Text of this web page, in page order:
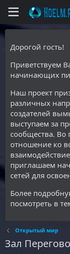
Дорогой гость!
Приветствуем
начинающих
Наш проект
различных
создателей
выступаем за
сообщества. Во
отношение ко
приглашаем
сетей для
Более
посмотреть в
Открытый мир
Зал